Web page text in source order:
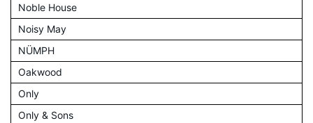
Noble House
Noisy May
NÜMPH
Oakwood
Only
Only & Sons